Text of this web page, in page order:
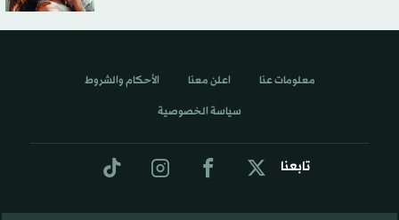
تابعنا
معلومات عنا اعلن معنا الأحكام والشروط
سياسة الخصوصية